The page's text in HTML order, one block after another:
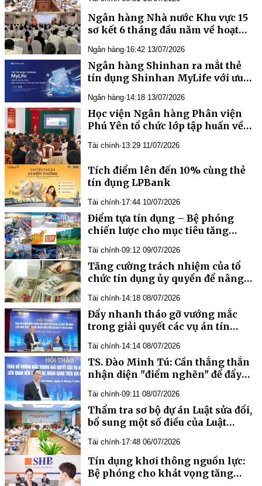
Ngân hàng Nhà nước Khu vực 15
sơ kết 6 tháng đầu năm về hoạt
Ngân hàng·16:42 13/07/2026
Ngân hàng Shinhan ra mắt thẻ
tín dụng Shinhan MyLife với ưu
Ngân hàng·14:18 13/07/2026
Phú Yên tổ chức lớp tập huấn về
NHNN về hệ thống kiểm soát nội
Tài chính·13:29 11/07/2026
Tích điểm lên đến 10% cùng thẻ
tín dụng LPBank
Tài chính·17:44 10/07/2026
chiến lược cho mục tiêu tăng
Tài chính·09:12 09/07/2026
Tăng cường trách nhiệm của tổ
chức tín dụng ủy quyền để nâng
đổi ngoại tệ
Tài chính·14:18 08/07/2026
Đẩy nhanh tháo gỡ vướng mắc
trong giải quyết các vụ án tín
Tài chính·14:14 08/07/2026
TS. Đào Minh Tú: Cần thẳng thắn
nhận diện "điểm nghẽn" để đẩy
Tài chính·09:11 08/07/2026
Thẩm tra sơ bộ dự án Luật sửa đổi,
bổ sung một số điều của Luật
chống rửa tiền và Luật Các tổ chức
tín dụng
Tài chính·17:48 06/07/2026
Bệ phóng cho khát vọng tăng